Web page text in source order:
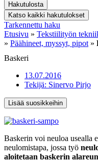
Hakutulosta
Katso kaikki hakutulokset
Tarkennettu haku
Etusivu » Tekstiilityön
» Päähineet, myssyt, pipot »
Baskeri
13.07.2016
Tekijä: Sinervo Pirjo
Lisää suosikkeihin
Baskerin voi neuloa usealla
neulomistapa, jossa työ
aloitetaan baskerin